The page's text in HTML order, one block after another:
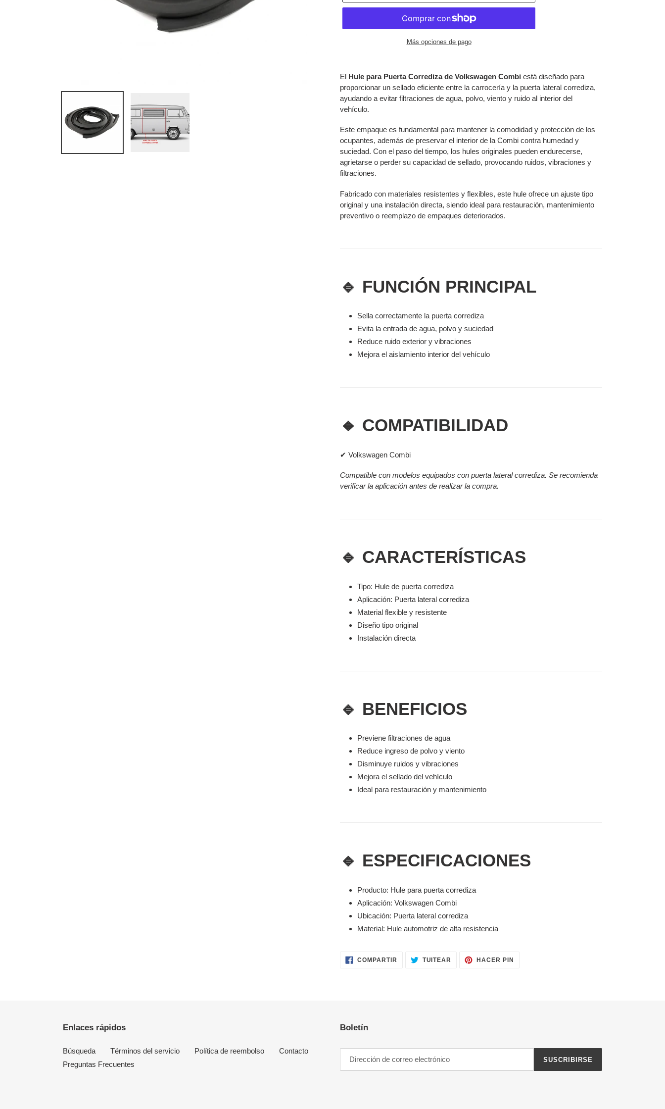
Más opciones de pago
el
producto
a
tu
de
compra
El Hule para Puerta Corrediza de Volkswagen Combi está diseñado para
proporcionar un sellado eficiente entre la carrocería y la puerta lateral corrediza,
ayudando a evitar filtraciones de agua, polvo, viento y ruido al interior del
vehículo.
Este empaque es fundamental para mantener la comodidad y protección de los
ocupantes, además de preservar el interior de la Combi contra humedad y
suciedad. Con el paso del tiempo, los hules originales pueden endurecerse,
agrietarse o perder su capacidad de sellado, provocando ruidos, vibraciones y
filtraciones.
Fabricado con materiales resistentes y flexibles, este hule ofrece un ajuste tipo
original y una instalación directa, siendo ideal para restauración, mantenimiento
preventivo o reemplazo de empaques deteriorados.
🔹 FUNCIÓN PRINCIPAL
Sella correctamente la puerta corrediza
Evita la entrada de agua, polvo y suciedad
Reduce ruido exterior y vibraciones
Mejora el aislamiento interior del vehículo
🔹 COMPATIBILIDAD
✔ Volkswagen Combi
Compatible con modelos equipados con puerta lateral corrediza. Se recomienda
verificar la aplicación antes de realizar la compra.
🔹 CARACTERÍSTICAS
Tipo: Hule de puerta corrediza
Aplicación: Puerta lateral corrediza
Material flexible y resistente
Diseño tipo original
Instalación directa
🔹 BENEFICIOS
Previene filtraciones de agua
Reduce ingreso de polvo y viento
Disminuye ruidos y vibraciones
Mejora el sellado del vehículo
Ideal para restauración y mantenimiento
🔹 ESPECIFICACIONES
Producto: Hule para puerta corrediza
Aplicación: Volkswagen Combi
Ubicación: Puerta lateral corrediza
Material: Hule automotriz de alta resistencia
COMPARTIR COMPARTIR
EN
TUITEAR TUITEARHACER PIN
Enlaces rápidos
Búsqueda Términos del servicio Política de reembolso
Contacto
Preguntas Frecuentes
Boletín
SUSCRIBIRSE